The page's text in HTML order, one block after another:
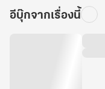
ฉะนั้นเพียงฆ่าทิ้งก็สิ้นเรื่อง!
อีกทั้งนางมีวิชาแพทย์ติด
อีบุ๊กจากเรื่องนี้